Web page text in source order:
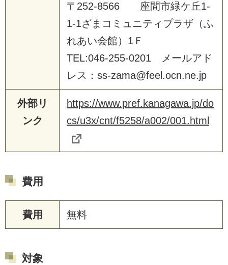
〒252-8566 座間市緑ケ丘1-
1-1ざまコミュニティプラザ（ふ
れあい会館）1Ｆ
TEL:046-255-0201 メールアド
レス：ss-zama@feel.ocn.ne.jp
外部リ
ンク
https://www.pref.kanagawa.jp/do
cs/u3x/cnt/f5258/a002/001.html
費用
費用 無料
対象